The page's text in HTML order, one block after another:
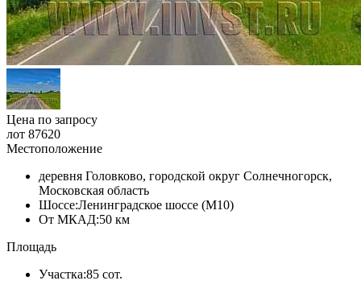
Цена по запросу
лот 87620
Местоположение
деревня Головково, городской округ Солнечногорск,
Московская область
Шоссе:Ленинградское шоссе (М10)
От МКАД:50 км
Площадь
Участка:85 сот.